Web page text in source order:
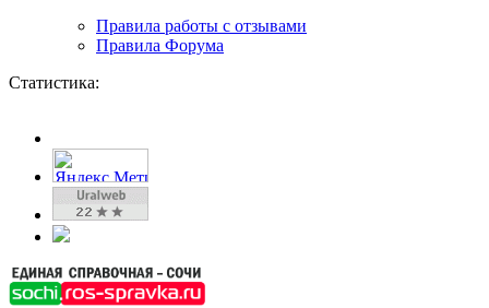
Правила работы с отзывами
Правила Форума
Статистика: